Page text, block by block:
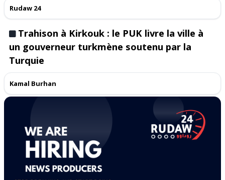
Rudaw 24
Trahison à Kirkouk : le PUK livre la ville à
un gouverneur turkmène soutenu par la
Turquie
Kamal Burhan